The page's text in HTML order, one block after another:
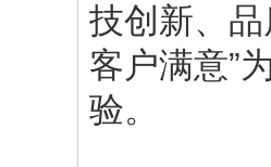
技创新、
客户满意”
验。